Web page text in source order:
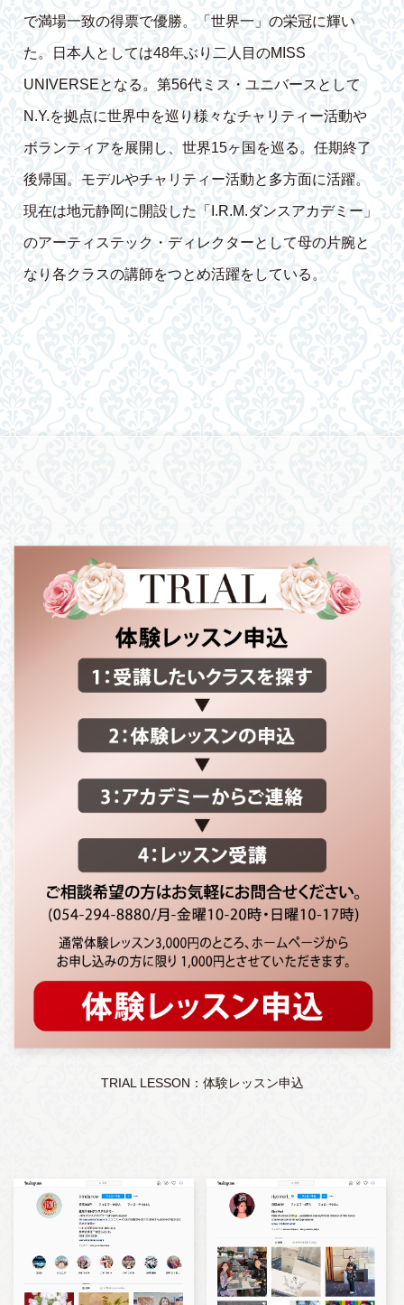
で満場一致の得票で優勝。「世界一」の栄冠に輝い
た。日本人としては48年ぶり二人目のMISS
UNIVERSEとなる。第56代ミス・ユニバースとして
N.Y.を拠点に世界中を巡り様々なチャリティー活動や
ボランティアを展開し、世界15ヶ国を巡る。任期終了
後帰国。モデルやチャリティー活動と多方面に活躍。
現在は地元静岡に開設した「I.R.M.ダンスアカデミー」
のアーティステック・ディレクターとして母の片腕と
なり各クラスの講師をつとめ活躍をしている。
TRIAL LESSON：体験レッスン申込